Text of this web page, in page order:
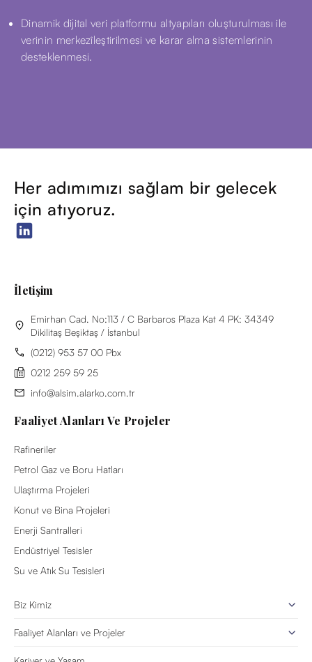
Dinamik dijital veri platformu altyapıları oluşturulması ile
verinin merkezîleştirilmesi ve karar alma sistemlerinin
desteklenmesi.
Her adımımızı sağlam bir gelecek
için atıyoruz.
İletişim
Emirhan Cad. No:113 / C Barbaros Plaza Kat 4 PK: 34349
Dikilitaş Beşiktaş / İstanbul
(0212) 953 57 00 Pbx
0212 259 59 25
info@alsim.alarko.com.tr
Faaliyet Alanları Ve Projeler
Rafineriler
Petrol Gaz ve Boru Hatları
Ulaştırma Projeleri
Konut ve Bina Projeleri
Enerji Santralleri
Endüstriyel Tesisler
Su ve Atık Su Tesisleri
Biz Kimiz
Faaliyet Alanları ve Projeler